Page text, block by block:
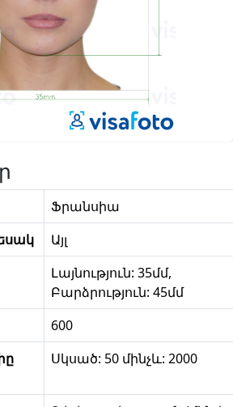
Ֆրանսիա
Այլ
Լայնություն: 35մմ,
Բարձրություն: 45մմ
600
Սկսած: 50 մինչև: 2000